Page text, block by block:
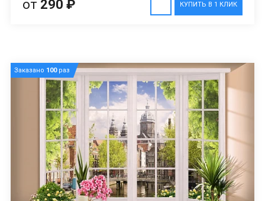
КУПИТЬ В 1 КЛИК
от 290 ₽
Заказано 100раз